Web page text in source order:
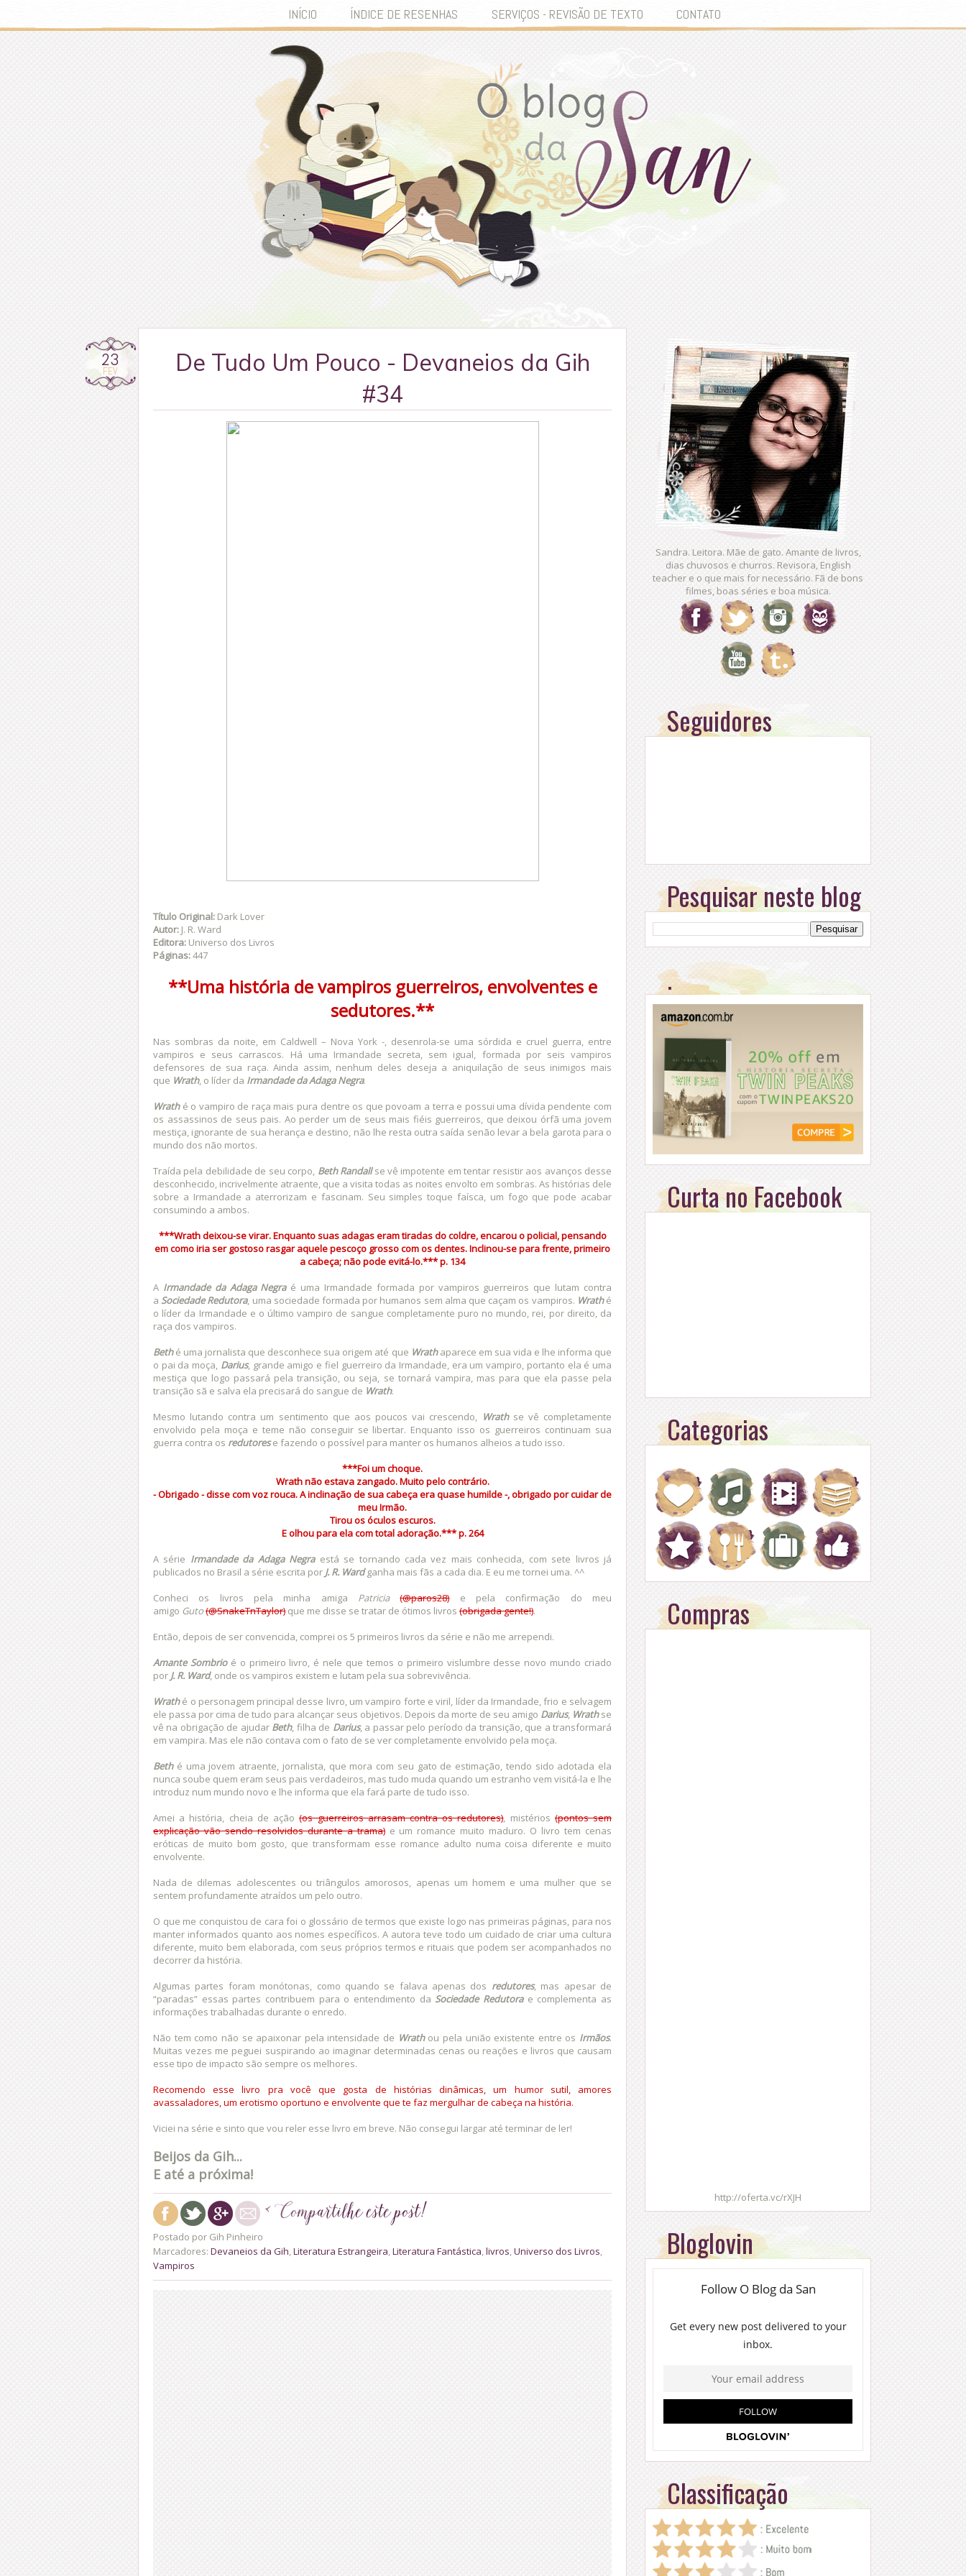
INÍCIO ÍNDICE DE RESENHAS SERVIÇOS - REVISÃO DE TEXTO CONTATO
23
FEV
De Tudo Um Pouco - Devaneios da Gih
#34
Título Original: Dark Lover
Autor: J. R. Ward
Editora: Universo dos Livros
Páginas:447
**Uma história de vampiros guerreiros, envolventes e
sedutores.**
Nas sombras da noite, em Caldwell – Nova York -, desenrola-se uma sórdida e cruel guerra, entre
vampiros e seus carrascos. Há uma Irmandade secreta, sem igual, formada por seis vampiros
defensores de sua raça. Ainda assim, nenhum deles deseja a aniquilação de seus inimigos mais
que Wrath, o líder da Irmandade da Adaga Negra.
Wrathé o vampiro de raça mais pura dentre os que povoam a terra e possui uma dívida pendente com
os assassinos de seus pais. Ao perder um de seus mais fiéis guerreiros, que deixou órfã uma jovem
mestiça, ignorante de sua herança e destino, não lhe resta outra saída senão levar a bela garota para o
mundo dos não mortos.
Traída pela debilidade de seu corpo, Beth Randallse vê impotente em tentar resistir aos avanços desse
desconhecido, incrivelmente atraente, que a visita todas as noites envolto em sombras. As histórias dele
sobre a Irmandade a aterrorizam e fascinam. Seu simples toque faísca, um fogo que pode acabar
consumindo a ambos.
***Wrath deixou-se virar. Enquanto suas adagas eram tiradas do coldre, encarou o policial, pensando
em como iria ser gostoso rasgar aquele pescoço grosso com os dentes. Inclinou-se para frente, primeiro
a cabeça; não pode evitá-lo.***p. 134
A Irmandade da Adaga Negraé uma Irmandade formada por vampiros guerreiros que lutam contra
a Sociedade Redutora, uma sociedade formada por humanos sem alma que caçam os vampiros. Wrathé
o líder da Irmandade e o último vampiro de sangue completamente puro no mundo, rei, por direito, da
raça dos vampiros.
Bethé uma jornalista que desconhece sua origem até que Wrathaparece em sua vida e lhe informa que
o pai da moça, Darius, grande amigo e fiel guerreiro da Irmandade, era um vampiro, portanto ela é uma
mestiça que logo passará pela transição, ou seja, se tornará vampira, mas para que ela passe pela
transição sã e salva ela precisará do sangue de Wrath.
Mesmo lutando contra um sentimento que aos poucos vai crescendo,
Wrathse vê completamente
envolvido pela moça e teme não conseguir se libertar. Enquanto isso os guerreiros continuam sua
guerra contra os redutorese fazendo o possível para manter os humanos alheios a tudo isso.
***Foi um choque.
Wrath não estava zangado. Muito pelo contrário.
- Obrigado - disse com voz rouca. A inclinação de sua cabeça era quase humilde -, obrigado por cuidar de
meu Irmão.
Tirou os óculos escuros.
E olhou para ela com total adoração.***p. 264
A série Irmandade da Adaga Negraestá se tornando cada vez mais conhecida, com sete livros já
publicados no Brasil a série escrita por J. R. Wardganha mais fãs a cada dia. E eu me tornei uma. ^^
Conheci os livros pela minha amiga Patricia (@paros28)e pela confirmação do meu
amigo Guto(@SnakeTnTaylor) que me disse se tratar de ótimos livros (obrigada gente!).
Então, depois de ser convencida, comprei os 5 primeiros livros da série e não me arrependi.
Amante Sombrioé o primeiro livro, é nele que temos o primeiro vislumbre desse novo mundo criado
por J. R. Ward, onde os vampiros existem e lutam pela sua sobrevivência.
Wrathé o personagem principal desse livro, um vampiro forte e viril, líder da Irmandade, frio e selvagem
ele passa por cima de tudo para alcançar seus objetivos. Depois da morte de seu amigo Darius, Wrathse
vê na obrigação de ajudar Beth, filha de Darius, a passar pelo período da transição, que a transformará
em vampira. Mas ele não contava com o fato de se ver completamente envolvido pela moça.
Bethé uma jovem atraente, jornalista, que mora com seu gato de estimação, tendo sido adotada ela
nunca soube quem eram seus pais verdadeiros, mas tudo muda quando um estranho vem visitá-la e lhe
introduz num mundo novo e lhe informa que ela fará parte de tudo isso.
Amei a história, cheia de ação(os guerreiros arrasam contra os redutores), mistérios(pontos sem
explicação vão sendo resolvidos durante a trama)e um romance muito maduro. O livro tem cenas
eróticas de muito bom gosto, que transformam esse romance adulto numa coisa diferente e muito
envolvente.
Nada de dilemas adolescentes ou triângulos amorosos, apenas um homem e uma mulher que se
sentem profundamente atraídos um pelo outro.
O que me conquistou de cara foi o glossário de termos que existe logo nas primeiras páginas, para nos
manter informados quanto aos nomes específicos. A autora teve todo um cuidado de criar uma cultura
diferente, muito bem elaborada, com seus próprios termos e rituais que podem ser acompanhados no
decorrer da história.
Algumas partes foram monótonas, como quando se falava apenas dos redutores, mas apesar de
“paradas” essas partes contribuem para o entendimento da Sociedade Redutorae complementa as
informações trabalhadas durante o enredo.
Não tem como não se apaixonar pela intensidade de Wrathou pela união existente entre os Irmãos.
Muitas vezes me peguei suspirando ao imaginar determinadas cenas ou reações e livros que causam
esse tipo de impacto são sempre os melhores.
Recomendo esse livro pra você que gosta de histórias dinâmicas, um humor sutil, amores
avassaladores, um erotismo oportuno e envolvente que te faz mergulhar de cabeça na história.
Viciei na série e sinto que vou reler esse livro em breve. Não consegui largar até terminar de ler!
Beijos da Gih...
E até a próxima!
Postado por Gih Pinheiro
Marcadores: Devaneios da Gih Literatura Estrangeira Literatura Fantástica livros Universo dos Livros
Vampiros
Sandra. Leitora. Mãe de gato. Amante de livros,
dias chuvosos e churros. Revisora, English
teacher e o que mais for necessário. Fã de bons
filmes, boas séries e boa música.
Seguidores
Pesquisar neste blog
.
Curta no Facebook
Categorias
Compras
http://oferta.vc/rXJH
Bloglovin
Classificação